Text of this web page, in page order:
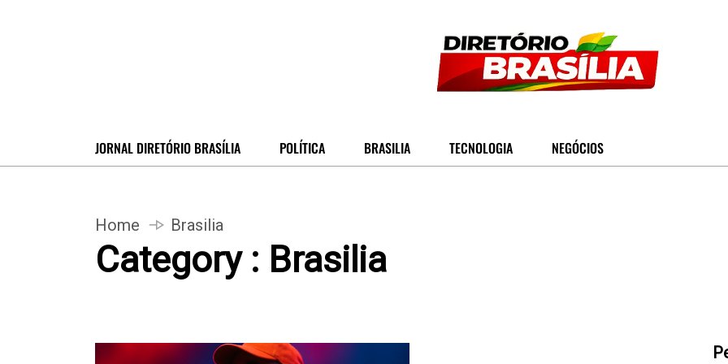
JORNAL DIRETÓRIO BRASÍLIA POLÍTICA BRASILIA TECNOLOGIA NEGÓCIOS
Home Brasilia
Category : Brasilia